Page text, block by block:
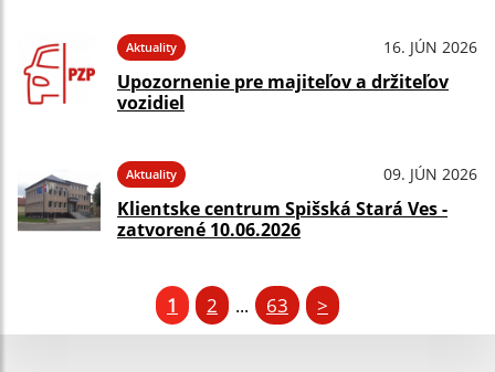
Aktuality 16. JÚN 2026
Upozornenie pre majiteľov a držiteľov
vozidiel
Aktuality 09. JÚN 2026
Klientske centrum Spišská Stará Ves -
zatvorené 10.06.2026
1 2 ... 63 >